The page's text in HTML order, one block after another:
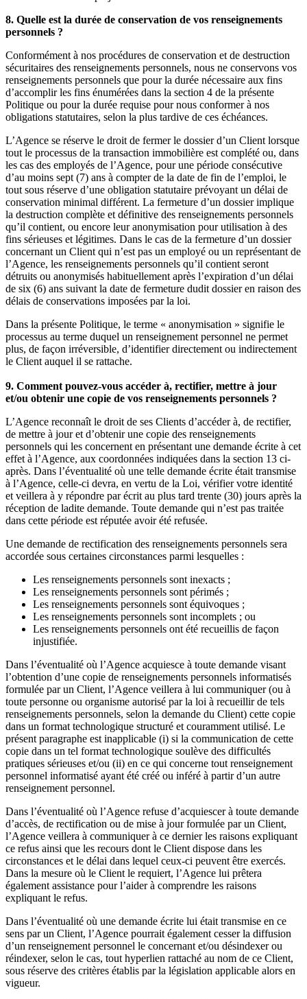
8. Quelle est la durée de conservation de vos renseignements
personnels ?
Conformément à nos procédures de conservation et de destruction
sécuritaires des renseignements personnels, nous ne conservons vos
renseignements personnels que pour la durée nécessaire aux fins
d’accomplir les fins énumérées dans la section 4 de la présente
Politique ou pour la durée requise pour nous conformer à nos
obligations statutaires, selon la plus tardive de ces échéances.
L’Agence se réserve le droit de fermer le dossier d’un Client lorsque
tout le processus de la transaction immobilière est complété ou, dans
les cas des employés de l’Agence, pour une période consécutive
d’au moins sept (7) ans à compter de la date de fin de l’emploi, le
tout sous réserve d’une obligation statutaire prévoyant un délai de
conservation minimal différent. La fermeture d’un dossier implique
la destruction complète et définitive des renseignements personnels
qu’il contient, ou encore leur anonymisation pour utilisation à des
fins sérieuses et légitimes. Dans le cas de la fermeture d’un dossier
concernant un Client qui n’est pas un employé ou un représentant de
l’Agence, les renseignements personnels qu’il contient seront
détruits ou anonymisés habituellement après l’expiration d’un délai
de six (6) ans suivant la date de fermeture dudit dossier en raison des
délais de conservations imposées par la loi.
Dans la présente Politique, le terme « anonymisation » signifie le
processus au terme duquel un renseignement personnel ne permet
plus, de façon irréversible, d’identifier directement ou indirectement
le Client auquel il se rattache.
9. Comment pouvez-vous accéder à, rectifier, mettre à jour
et/ou obtenir une copie de vos renseignements personnels ?
L’Agence reconnaît le droit de ses Clients d’accéder à, de rectifier,
de mettre à jour et d’obtenir une copie des renseignements
personnels qui les concernent en présentant une demande écrite à cet
effet à l’Agence, aux coordonnées indiquées dans la section 13 ci-
après. Dans l’éventualité où une telle demande écrite était transmise
à l’Agence, celle-ci devra, en vertu de la Loi, vérifier votre identité
et veillera à y répondre par écrit au plus tard trente (30) jours après la
réception de ladite demande. Toute demande qui n’est pas traitée
dans cette période est réputée avoir été refusée.
Une demande de rectification des renseignements personnels sera
accordée sous certaines circonstances parmi lesquelles :
Les renseignements personnels sont inexacts ;
Les renseignements personnels sont périmés ;
Les renseignements personnels sont équivoques ;
Les renseignements personnels sont incomplets ; ou
Les renseignements personnels ont été recueillis de façon
injustifiée.
Dans l’éventualité où l’Agence acquiesce à toute demande visant
l’obtention d’une copie de renseignements personnels informatisés
formulée par un Client, l’Agence veillera à lui communiquer (ou à
toute personne ou organisme autorisé par la loi à recueillir de tels
renseignements personnels, selon la demande du Client) cette copie
dans un format technologique structuré et couramment utilisé. Le
présent paragraphe est inapplicable (i) si la communication de cette
copie dans un tel format technologique soulève des difficultés
pratiques sérieuses et/ou (ii) en ce qui concerne tout renseignement
personnel informatisé ayant été créé ou inféré à partir d’un autre
renseignement personnel.
Dans l’éventualité où l’Agence refuse d’acquiescer à toute demande
d’accès, de rectification ou de mise à jour formulée par un Client,
l’Agence veillera à communiquer à ce dernier les raisons expliquant
ce refus ainsi que les recours dont le Client dispose dans les
circonstances et le délai dans lequel ceux-ci peuvent être exercés.
Dans la mesure où le Client le requiert, l’Agence lui prêtera
également assistance pour l’aider à comprendre les raisons
expliquant le refus.
Dans l’éventualité où une demande écrite lui était transmise en ce
sens par un Client, l’Agence pourrait également cesser la diffusion
d’un renseignement personnel le concernant et/ou désindexer ou
réindexer, selon le cas, tout hyperlien rattaché au nom de ce Client,
sous réserve des critères établis par la législation applicable alors en
vigueur.